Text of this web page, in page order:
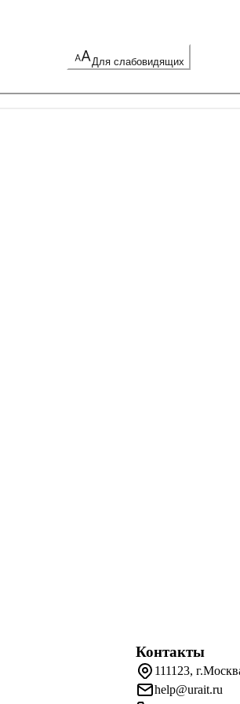
Для слабовидящих
Контакты
111123,
help@urait.ru